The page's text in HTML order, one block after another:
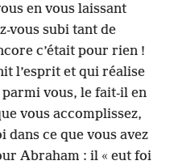
en vous laissant
​vous subi tant de
c’était pour rien !
l’esprit et qui réalise
parmi vous, le fait-​il en
vous accomplissez,
ce que vous avez
Abraham : il « eut foi